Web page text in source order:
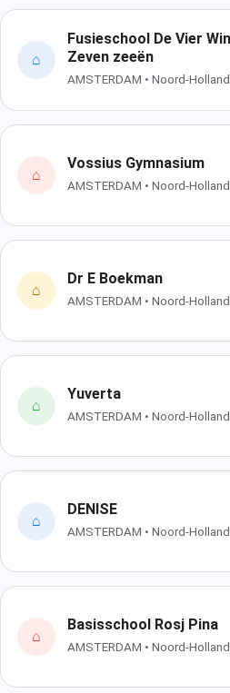
⌂
Fusieschool De Vier
Zeven zeeën
AMSTERDAM • Noord-
⌂
Vossius Gymnasium
AMSTERDAM • Noord-
⌂
Dr E Boekman
AMSTERDAM • Noord-
⌂
Yuverta
AMSTERDAM • Noord-
⌂
DENISE
AMSTERDAM • Noord-
⌂
Basisschool Rosj Pina
AMSTERDAM • Noord-